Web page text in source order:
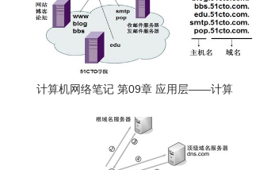
计算机网络笔记 第09章 应用层——计算